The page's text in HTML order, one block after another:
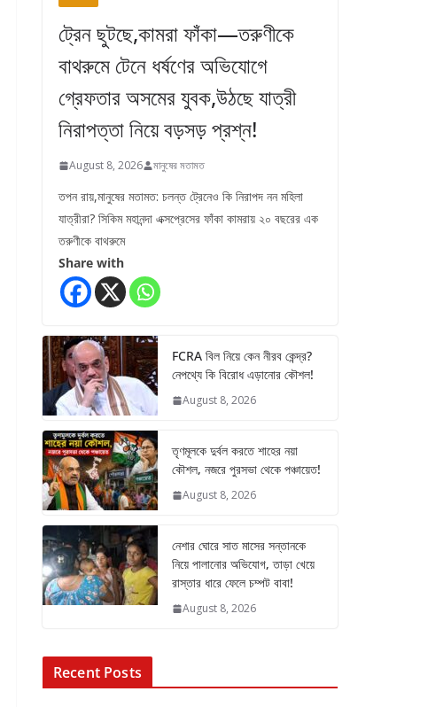
ট্রেন ছুটছে,কামরা ফাঁকা—তরুণীকে
বাথরুমে টেনে ধর্ষণের অভিযোগে
গ্রেফতার অসমের যুবক,উঠছে যাত্রী
নিরাপত্তা নিয়ে বড়সড় প্রশ্ন!
August 8, 2026 মানুষের মতামত
তপন রায়,মানুষের মতামত: চলন্ত ট্রেনেও কি নিরাপদ নন মহিলা
যাত্রীরা? সিকিম মহানন্দা এক্সপ্রেসের ফাঁকা কামরায় ২০ বছরের এক
তরুণীকে বাথরুমে
Share with
FCRA বিল নিয়ে কেন নীরব কেন্দ্র?
নেপথ্যে কি বিরোধ এড়ানোর কৌশল!
August 8, 2026
তৃণমূলকে দুর্বল করতে শাহের নয়া
কৌশল, নজরে পুরসভা থেকে পঞ্চায়েত!
August 8, 2026
নেশার ঘোরে সাত মাসের সন্তানকে
নিয়ে পালানোর অভিযোগ, তাড়া খেয়ে
রাস্তার ধারে ফেলে চম্পট বাবা!
August 8, 2026
Recent Posts